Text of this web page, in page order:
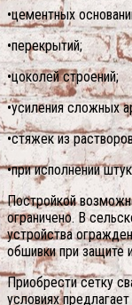
•цементных
•перекрытий;
•цоколей строений;
•усиления сложных
•стяжек из
•при исполнении
Постройкой
ограничено. В
устройства
обшивки при защите
Приобрести сетку
условиях